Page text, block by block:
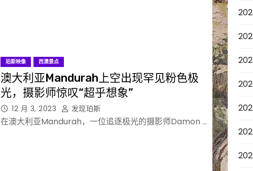
珀斯映像 西澳景点
澳大利亚Mandurah上空出现罕见粉色极
光，摄影师惊叹“超乎想象”
12 月 3, 2023 发现珀斯
在澳大利亚Mandurah，一位追逐极光的摄影师Damon …